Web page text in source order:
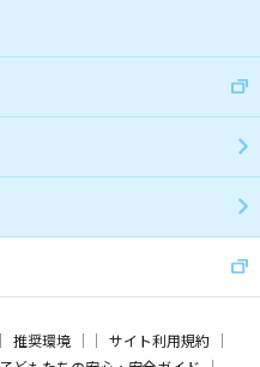
推奨環境
サイト利用規約